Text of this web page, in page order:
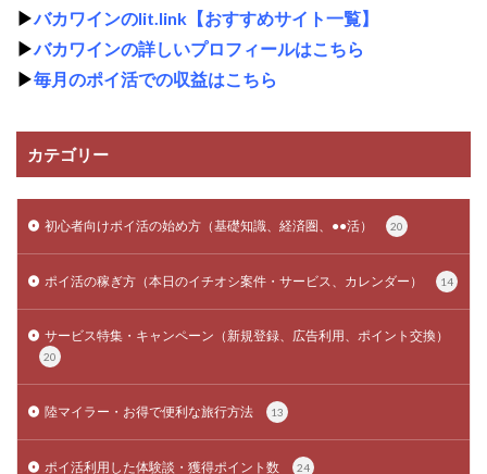
▶バカワインのlit.link【おすすめサイト一覧】
▶バカワインの詳しいプロフィールはこちら
▶毎月のポイ活での収益はこちら
カテゴリー
初心者向けポイ活の始め方（基礎知識、経済圏、●●活） 20
ポイ活の稼ぎ方（本日のイチオシ案件・サービス、カレンダー） 14
サービス特集・キャンペーン（新規登録、広告利用、ポイント交換）
20
陸マイラー・お得で便利な旅行方法 13
ポイ活利用した体験談・獲得ポイント数 24